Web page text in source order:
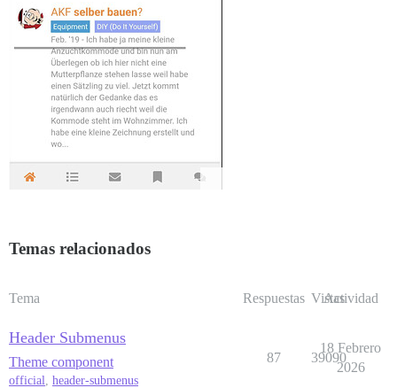
Temas relacionados
Tema Respuestas Vistas
Actividad
Header Submenus
Theme component
official, header-submenus
87 39090
18 Febrero
2026